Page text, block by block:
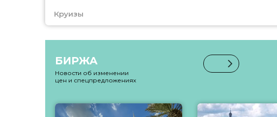
Круизы
БИРЖА
Новости об изменении
цен и спецпредложениях